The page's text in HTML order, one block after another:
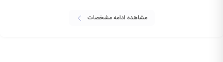
مشاهده ادامه مشخصات